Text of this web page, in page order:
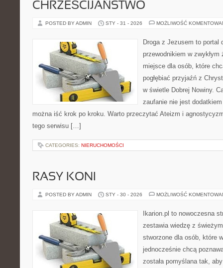
CHRZEŚCIJAŃSTWO
POSTED BY ADMIN STY - 31 - 2026 MOŻLIWOŚĆ
Droga z Jezusem to portal
przewodnikiem w
miejsce dla osób, które
pogłębiać przyjaźń z
w świetle Dobrej Nowiny.
zaufanie nie jest
można iść krok po kroku. Warto przeczytać Ateizm i
tego serwisu […]
CATEGORIES: NIERUCHOMOŚCI
RASY KONI
POSTED BY ADMIN STY - 30 - 2026 MOŻLIWOŚĆ
Ikarion.pl to nowoczesna
zestawia wiedzę z
stworzone dla osób, które
jednocześnie chcą
została pomyślana tak,